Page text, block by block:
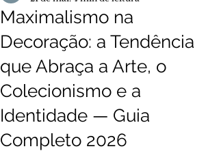
Maximalismo na
Decoração: a Tendência
que Abraça a Arte, o
Colecionismo e a
Identidade — Guia
Completo 2026